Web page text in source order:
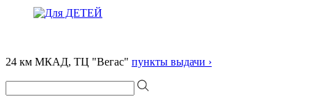
24 км МКАД, ТЦ "Вегас" пункты выдачи ›